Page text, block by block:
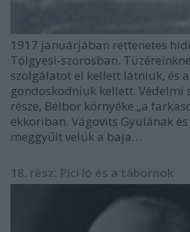
1917 januárjában rettenetes
Tölgyesi-szorosban.
szolgálatot el kellett látniuk, és
gondoskodniuk kellett. Védelmi
része, Bélbor környéke „a
ekkoriban. Vágovits Gyulának
meggyűlt velük a baja…
18. rész: Pici ló és a tábornok